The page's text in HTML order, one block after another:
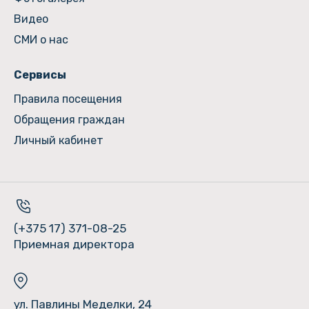
Видео
СМИ о нас
Сервисы
Правила посещения
Обращения граждан
Личный кабинет
(+375 17) 371-08-25
Приемная директора
ул. Павлины Меделки, 24